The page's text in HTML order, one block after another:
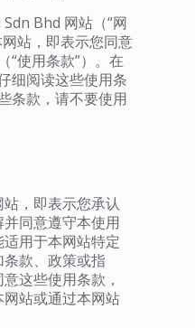
Bhd 网站（“网
站，即表示您同意
“使用条款”）。在
细阅读这些使用条
条款，请不要使用
，即表示您承认
同意遵守本使用
用于本网站特定
款、政策或指
这些使用条款，
站或通过本网站